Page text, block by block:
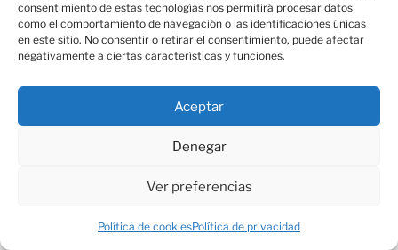
consentimiento de estas tecnologías nos permitirá procesar datos
como el comportamiento de navegación o las identificaciones únicas
en este sitio. No consentir o retirar el consentimiento, puede afectar
negativamente a ciertas características y funciones.
Aceptar
Denegar
Ver preferencias
Política de cookiesPolítica de privacidad
COMENTARIOS
ARCHIVOS